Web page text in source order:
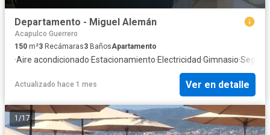
Departamento - Miguel Alemán
Acapulco Guerrero
150 m²3 Recámaras3 BañosApartamento
·Aire acondicionado·Estacionamiento·Electricidad·Gimnasio·
Actualizado hace 1 mes Ver en detalle
1 /17